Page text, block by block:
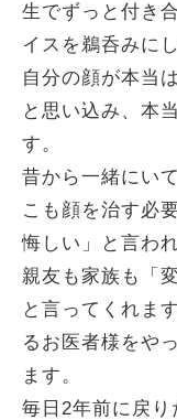
生でずっと付き
イスを鵜呑みに
自分の顔が本当
と思い込み、本
す。
昔から一緒にい
こも顔を治す必
悔しい」と言わ
親友も家族も「
と言ってくれま
るお医者様をや
ます。
毎日2年前に戻